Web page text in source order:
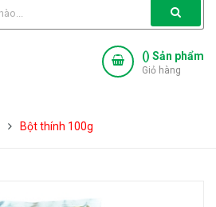
() Sản phẩm
Giỏ hàng
Bột thính 100g